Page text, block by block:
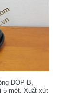
DOP-B,
5 mét. Xuất xứ: